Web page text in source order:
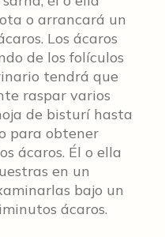
o arrancará un
Los ácaros
de los folículos
tendrá que
raspar varios
de bisturí hasta
para obtener
ácaros. Él o ella
en un
bajo un
ácaros.